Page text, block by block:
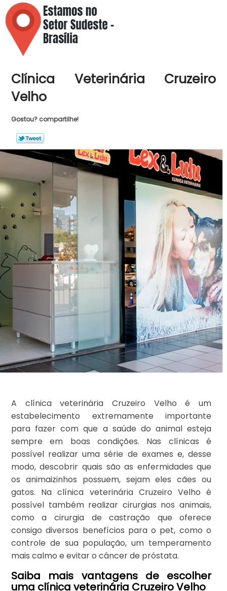
Clínica Veterinária Cruzeiro
Velho
Gostou? compartilhe!
A clínica veterinária Cruzeiro Velho é um
estabelecimento extremamente importante
para fazer com que a saúde do animal esteja
sempre em boas condições. Nas clínicas é
possível realizar uma série de exames e, desse
modo, descobrir quais são as enfermidades que
os animaizinhos possuem, sejam eles cães ou
gatos. Na clínica veterinária Cruzeiro Velho é
possível também realizar cirurgias nos animais,
como a cirurgia de castração que oferece
consigo diversos benefícios para o pet, como o
controle de sua população, um temperamento
mais calmo e evitar o câncer de próstata.
Saiba mais vantagens de escolher
uma clínica veterinária Cruzeiro Velho